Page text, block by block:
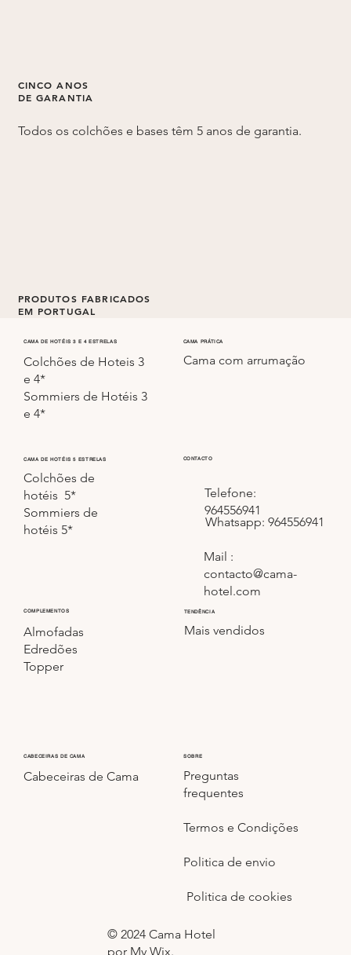
CINCO ANOS
DE GARANTIA
Todos os colchões e bases têm 5 anos de garantia.
PRODUTOS FABRICADOS
EM PORTUGAL
Todos os colchões e sommiers são fabricados em
Portugal.
CABECEIRAS DE CAMA
Cabeceiras de Cama
TENDÊNCIA
Mais vendidos
COMPLEMENTOS
Almofadas
Edredões
Topper
CAMA DE HOTÉIS 5 ESTRELAS
Colchões de
hotéis 5*
Sommiers de
hotéis 5*
CAMA DE HOTÉIS 3 E 4 ESTRELAS
Colchões de Hoteis 3
e 4*
Sommiers de Hotéis 3
e 4*
© 2024 Cama Hotel
por My Wix.
CAMA PRÁTICA
Cama com arrumação
SOBRE
Preguntas
frequentes
Termos e Condições
Politica de envio
Politica de cookies
CONTACTO
Telefone:
964556941
Whatsapp: 964556941
Mail :
contacto@cama-
hotel.com